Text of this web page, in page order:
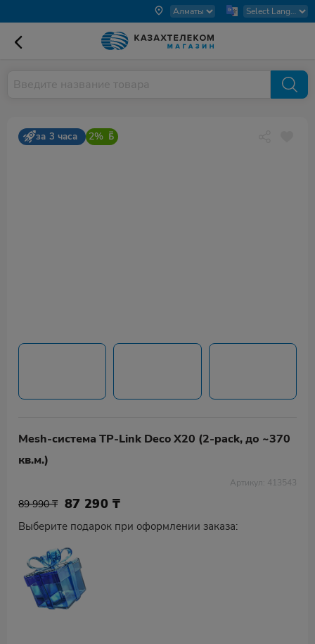
за 3 часа 2%
Mesh-система TP-Link Deco X20 (2-pack, до ~370
кв.м.)
Артикул: 413543
89 990 ₸ 87 290 ₸
Выберите подарок при оформлении заказа: